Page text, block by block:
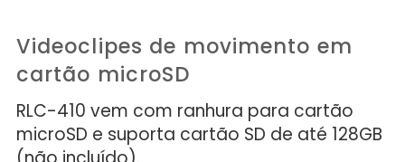
Videoclipes de movimento em
cartão microSD
RLC-410 vem com ranhura para cartão
microSD e suporta cartão SD de até 128GB